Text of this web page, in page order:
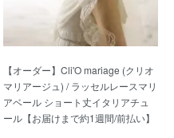
【オーダー】Cli'O mariage (クリオ
マリアージュ) / ラッセルレースマリ
アベール ショート丈イタリアチュ